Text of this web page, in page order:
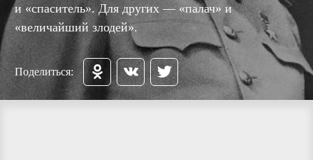
и «спаситель». Для других — «палач» и
«величайший злодей».
Поделиться: